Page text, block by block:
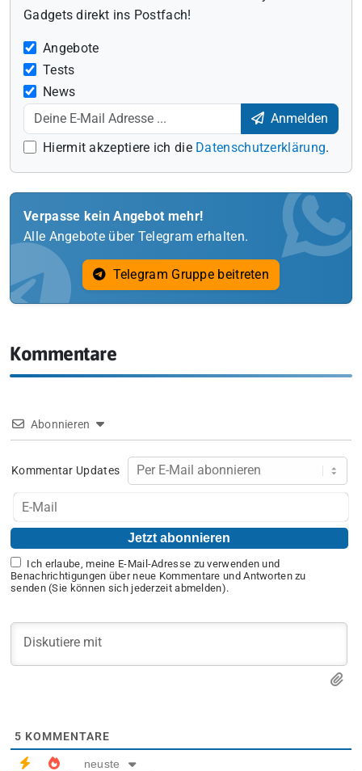
Gadgets direkt ins Postfach!
Angebote
Tests
News
Anmelden
Hiermit akzeptiere ich die Datenschutzerklärung.
Verpasse kein Angebot mehr!
Alle Angebote über Telegram erhalten.
Telegram Gruppe beitreten
Kommentare
Abonnieren
Kommentar Updates
Ich erlaube, meine E-Mail-Adresse zu verwenden und
Benachrichtigungen über neue Kommentare und Antworten zu
senden (Sie können sich jederzeit abmelden).
5 KOMMENTARE
neuste